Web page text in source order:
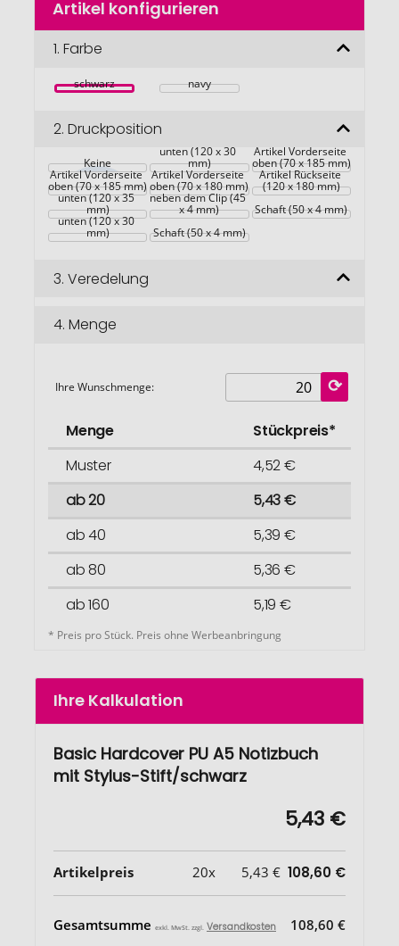
Anfang
Bildgalerie
Artikel konfigurieren
1. Farbe
schwarz navy
2. Druckposition
Keine
unten (120 x 30
mm)
Artikel Vorderseite
oben (70 x 185 mm)
Artikel Vorderseite
oben (70 x 185 mm)
Artikel Vorderseite
oben (70 x 180 mm)
Artikel Rückseite
(120 x 180 mm)
Artikel Vorderseite
unten (120 x 35
mm)
neben dem Clip (45
x 4 mm) Schaft (50 x 4 mm)
Artikel Vorderseite
unten (120 x 30
mm) Schaft (50 x 4 mm)
3. Veredelung
4. Menge
Ihre Wunschmenge:
Menge
Stückpreis*
Muster
4,52 €
ab 20
5,43 €
ab 40
5,39 €
ab 80
5,36 €
ab 160
5,19 €
* Preis pro Stück. Preis ohne Werbeanbringung
Ihre Kalkulation
Basic Hardcover PU A5 Notizbuch
mit Stylus-Stift/schwarz
5,43 €
Artikelpreis 20x 5,43 € 108,60 €
Gesamtsumme exkl. MwSt. zzgl. Versandkosten 108,60 €